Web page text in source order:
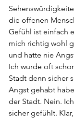
die offenen
Gefühl ist einfach
mich richtig wohl
und hatte nie
Ich wurde oft
Stadt denn sicher
Angst gehabt
der Stadt. Nein.
sicher gefühlt.